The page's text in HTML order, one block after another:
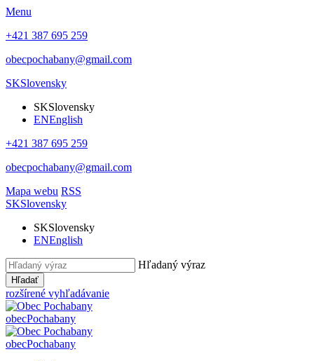
Menu
+421 387 695 259
obecpochabany@gmail.com
SKSlovensky
SKSlovensky
ENEnglish
+421 387 695 259
obecpochabany@gmail.com
Mapa webu RSS
SKSlovensky
SKSlovensky
ENEnglish
Hľadaný výraz
Hľadať
rozšírené vyhľadávanie
obecPochabany
obecPochabany